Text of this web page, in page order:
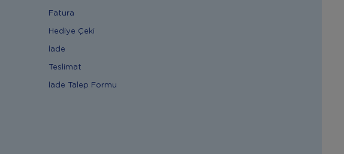
Fatura
Hediye Çeki
İade
Teslimat
İade Talep Formu